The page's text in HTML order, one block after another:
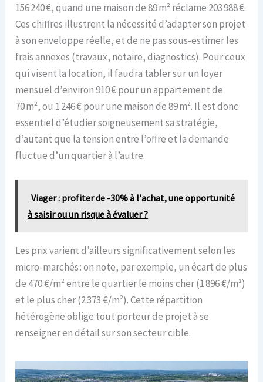
156 240 €, quand une maison de 89 m² réclame 203 988 €.
Ces chiffres illustrent la nécessité d’adapter son projet
à son enveloppe réelle, et de ne pas sous-estimer les
frais annexes (travaux, notaire, diagnostics). Pour ceux
qui visent la location, il faudra tabler sur un loyer
mensuel d’environ 910 € pour un appartement de
70 m², ou 1 246 € pour une maison de 89 m². Il est donc
essentiel d’étudier soigneusement sa stratégie,
d’autant que la tension entre l’offre et la demande
fluctue d’un quartier à l’autre.
Viager : profiter de -30% à l'achat, une opportunité
à saisir ou un risque à évaluer ?
Les prix varient d’ailleurs significativement selon les
micro-marchés : on note, par exemple, un écart de plus
de 470 €/m² entre le quartier le moins cher (1 896 €/m²)
et le plus cher (2 373 €/m²). Cette répartition
hétérogène oblige tout porteur de projet à se
renseigner en détail sur son secteur cible.